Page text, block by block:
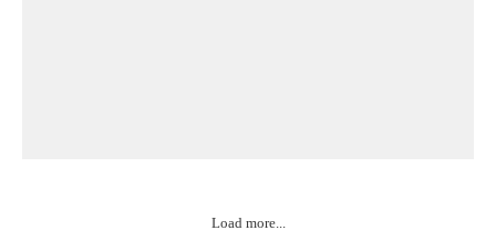
Load more...